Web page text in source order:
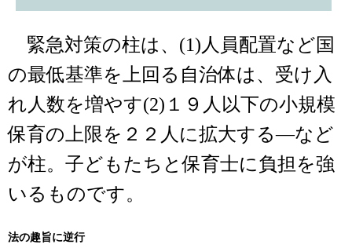
緊急対策の柱は、(1)人員配置など国
の最低基準を上回る自治体は、受け入
れ人数を増やす(2)１９人以下の小規模
保育の上限を２２人に拡大する―など
が柱。子どもたちと保育士に負担を強
いるものです。
法の趣旨に逆行